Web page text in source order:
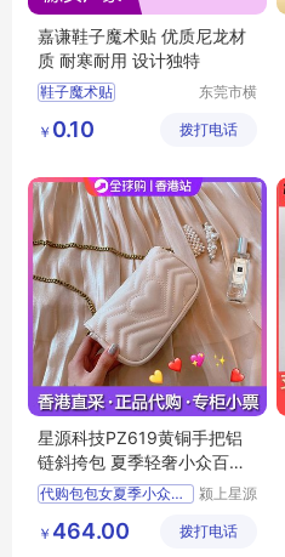
嘉谦鞋子魔术贴 优质尼龙材
质 耐寒耐用 设计独特
鞋子魔术贴
东莞市横
贴制品厂
￥ 0.10 拨打电话
星源科技PZ619黄铜手把铝
链斜挎包 夏季轻奢小众百搭
迷你小包
代购包包女夏季小众百搭2
颍上星源
有限公司
￥ 464.00 拨打电话